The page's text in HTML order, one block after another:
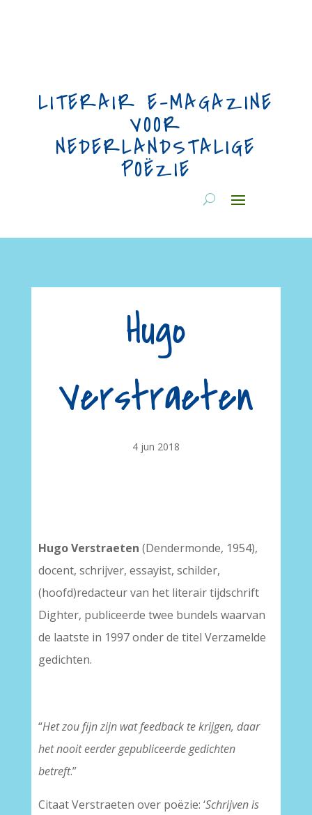
LITERAIR E-MAGAZINE
VOOR
NEDERLANDSTALIGE
POËZIE
Hugo
Verstraeten
4 jun 2018
Hugo Verstraeten (Dendermonde, 1954),
docent, schrijver, essayist, schilder,
(hoofd)redacteur van het literair tijdschrift
Dighter, publiceerde twee bundels waarvan
de laatste in 1997 onder de titel Verzamelde
gedichten.
“Het zou fijn zijn wat feedback te krijgen, daar
het nooit eerder gepubliceerde gedichten
betreft.”
Citaat Verstraeten over poëzie: ‘Schrijven is